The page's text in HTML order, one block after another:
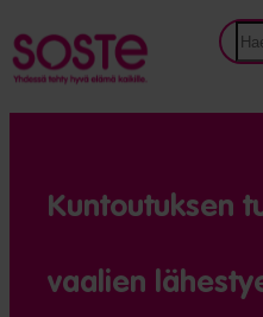
Etsi
Kuntoutuksen
vaalien